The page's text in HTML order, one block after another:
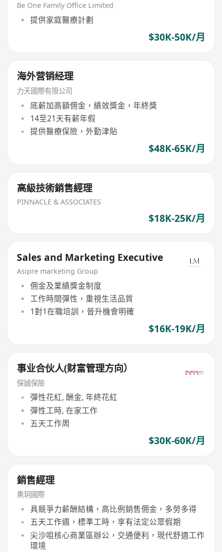
Be One Family Office Limited
提供家庭醫療計劃
$30K-50K/月
海外营销经理
力天國際有限公司
底薪加高額佣金，績效獎金，年終獎
14至21天有薪年假
提供醫療保險，外勤津貼
$48K-65K/月
高級技術銷售經理
PINNACLE & ASSOCIATES
$18K-25K/月
Sales and Marketing Executive
Asipre marketing Group
佣金及業績獎金制度
工作時間彈性，重視生活品質
1對1在職培訓，晉升機會明確
$16K-19K/月
事业合伙人(财富管理方向）
保誠保險
彈性花紅, 酬金, 年終花紅
彈性工時, 在家工作
五天工作周
$30K-60K/月
銷售經理
熏玥國際
具競爭力薪酬結構，高比例銷售佣金，多勞多得
五天工作週，標準工時，享有法定公眾假期
尖沙咀核心商業區辦公，交通便利，現代舒適工作
環境